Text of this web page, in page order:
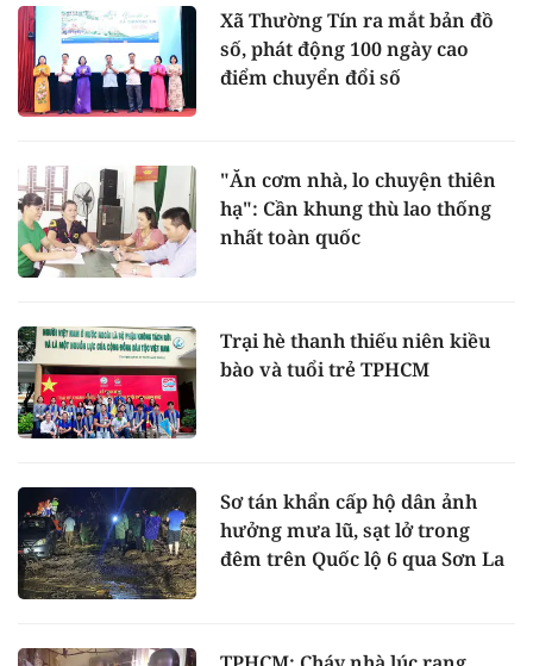
Xã Thường Tín ra mắt bản đồ
số, phát động 100 ngày cao
điểm chuyển đổi số
"Ăn cơm nhà, lo chuyện thiên
hạ": Cần khung thù lao thống
nhất toàn quốc
Trại hè thanh thiếu niên kiều
bào và tuổi trẻ TPHCM
Sơ tán khẩn cấp hộ dân ảnh
hưởng mưa lũ, sạt lở trong
đêm trên Quốc lộ 6 qua Sơn La